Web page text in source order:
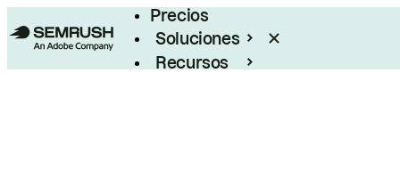
Precios
Soluciones
Recursos